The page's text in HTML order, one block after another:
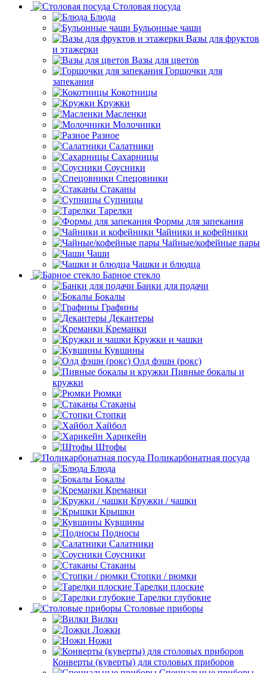
Столовая посуда
Блюда
Бульонные чаши
Вазы для фруктов
и этажерки
Вазы для цветов
Горшочки для
запекания
Кокотницы
Кружки
Масленки
Молочники
Разное
Салатники
Сахарницы
Соусники
Спецовники
Стаканы
Супницы
Тарелки
Формы для запекания
Чайники и кофейники
Чайные/кофейные пары
Чаши
Чашки и блюдца
Барное стекло
Банки для подачи
Бокалы
Графины
Декантеры
Креманки
Кружки и чашки
Кувшины
Олд фэшн (рокс)
Пивные бокалы и
кружки
Рюмки
Стаканы
Стопки
Хайбол
Харикейн
Штофы
Поликарбонатная посуда
Блюда
Бокалы
Креманки
Кружки / чашки
Крышки
Кувшины
Подносы
Салатники
Соусники
Стаканы
Стопки / рюмки
Тарелки плоские
Тарелки глубокие
Столовые приборы
Вилки
Ложки
Ножи
Конверты (куверты) для столовых приборов